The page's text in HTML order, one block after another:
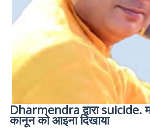
Dharmendra द्वारा suicide.
कानून को आइना दिखाया